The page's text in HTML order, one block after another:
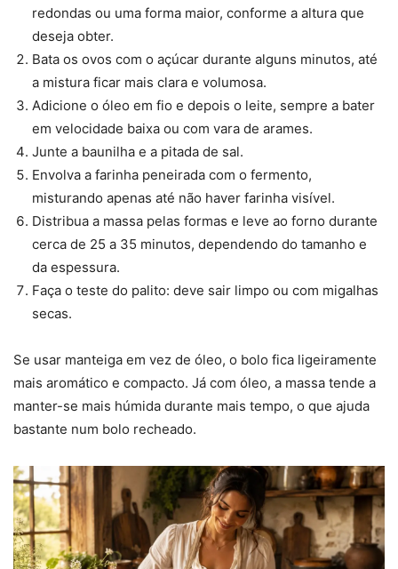
redondas ou uma forma maior, conforme a altura que
deseja obter.
Bata os ovos com o açúcar durante alguns minutos, até
a mistura ficar mais clara e volumosa.
Adicione o óleo em fio e depois o leite, sempre a bater
em velocidade baixa ou com vara de arames.
Junte a baunilha e a pitada de sal.
Envolva a farinha peneirada com o fermento,
misturando apenas até não haver farinha visível.
Distribua a massa pelas formas e leve ao forno durante
cerca de 25 a 35 minutos, dependendo do tamanho e
da espessura.
Faça o teste do palito: deve sair limpo ou com migalhas
secas.
Se usar manteiga em vez de óleo, o bolo fica ligeiramente
mais aromático e compacto. Já com óleo, a massa tende a
manter-se mais húmida durante mais tempo, o que ajuda
bastante num bolo recheado.